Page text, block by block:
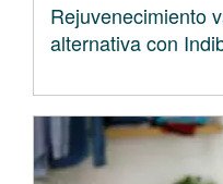
Rejuvenecimiento
alternativa con